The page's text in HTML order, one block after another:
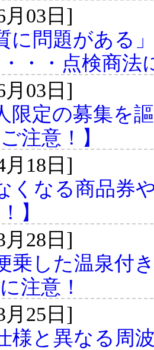
月03日]
に問題がある
・・点検商法
月03日]
限定の募集を
注意！】
月18日]
くなる商品券
】
月28日]
乗した温泉付
注意！
月25日]
様と異なる周